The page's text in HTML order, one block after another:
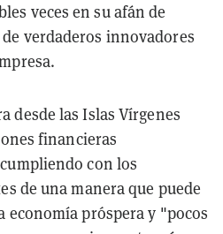
veces en su afán de
verdaderos innovadores
desde las Islas Vírgenes
financieras
con los
de una manera que puede
economía próspera y "pocos